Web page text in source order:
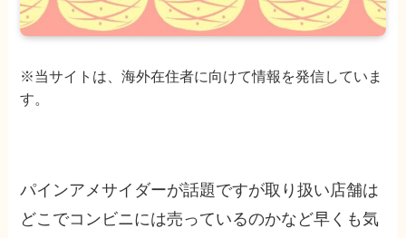
※当サイトは、海外在住者に向けて情報を発信していま
す。
パインアメサイダーが話題ですが取り扱い店舗は
どこでコンビニには売っているのかなど早くも気